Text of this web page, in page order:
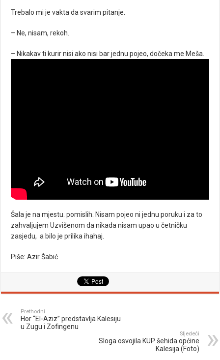
Trebalo mi je vakta da svarim pitanje.
– Ne, nisam, rekoh.
– Nikakav ti kurir nisi ako nisi bar jednu pojeo, dočeka me Meša.
Šala je na mjestu. pomislih. Nisam pojeo ni jednu poruku i za to
zahvaljujem Uzvišenom da nikada nisam upao u četničku
zasjedu, a bilo je prilika ihahaj.
Piše: Azir Šabić
Prethodni
Hor “El-Aziz” predstavlja Kalesiju
u Zugu i Zofingenu
Sljedeći
Sloga osvojila KUP šehida općine
Kalesija (Foto)